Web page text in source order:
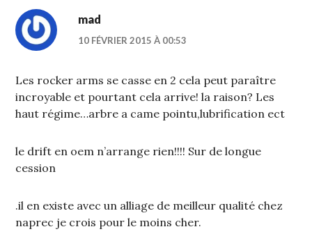
mad
10 FÉVRIER 2015 À 00:53
Les rocker arms se casse en 2 cela peut paraître
incroyable et pourtant cela arrive! la raison? Les
haut régime…arbre a came pointu,lubrification ect
le drift en oem n’arrange rien!!!! Sur de longue
cession
.il en existe avec un alliage de meilleur qualité chez
naprec je crois pour le moins cher.